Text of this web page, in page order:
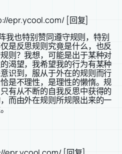
epr.ycool.com/ [回复]
我也特别赞同遵守规则，特别
是反思规则究竟是什么，也反
则？我想，可能是出于某种对
渴望，我希望我的行为有某种
识到，服从于外在的规则而行
是不理性，是理性的懒惰。规
有从不断的自我反思中获得的
而由外在规则所规限出来的一